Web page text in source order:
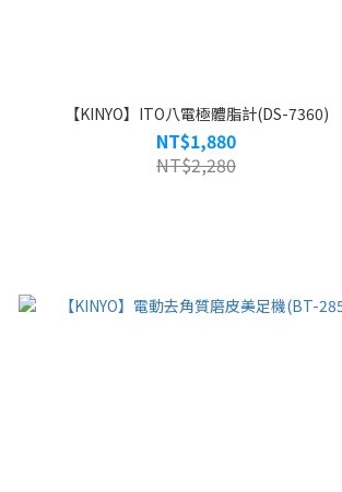
【KINYO】ITO八電極體脂計(DS-7360)
NT$1,880
NT$2,280